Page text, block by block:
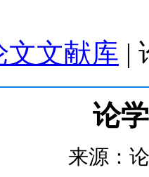
文文献库 |
论
来源：